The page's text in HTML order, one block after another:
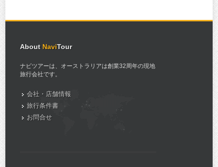
About NaviTour
ナビツアーは、オーストラリアは創業32周年の現地
旅行会社です。
会社・店舗情報
旅行条件書
お問合せ